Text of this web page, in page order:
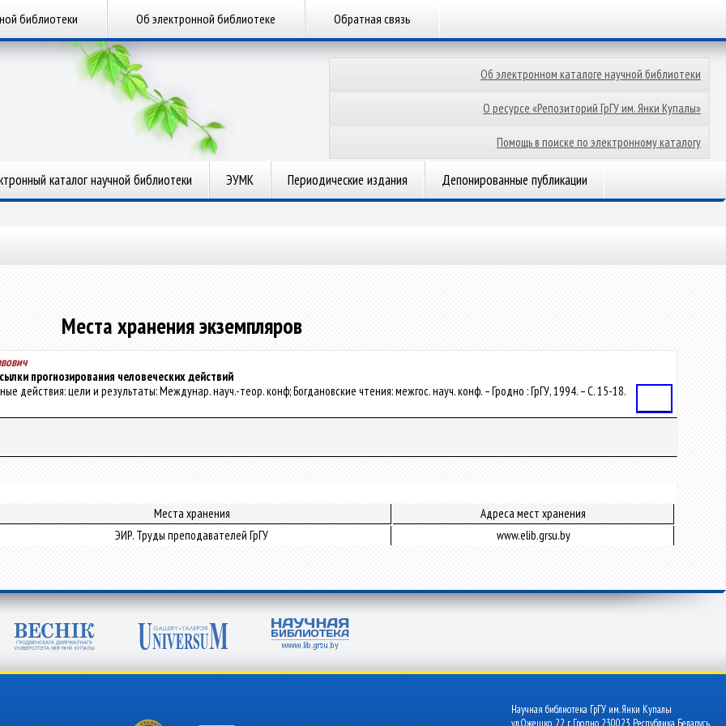
библиотеки Об электронной библиотеке Обратная связь
Об электронном каталоге научной библиотеки
О ресурсе «Репозиторий ГрГУ им. Янки Купалы»
Помощь в поиске по электронному каталогу
каталог научной библиотеки ЭУМК Периодические издания Депонированные публикации
Места хранения экземпляров
прогнозирования человеческих действий
действия: цели и результаты: Междунар. науч.-теор. конф; Богдановские чтения: межгос. науч. конф. – Гродно : ГрГУ, 1994. – С. 15-18.
Места хранения
Адреса мест хранения
ЭИР. Труды преподавателей ГрГУ
www.elib.grsu.by
Научная библиотека ГрГУ им. Янки Купалы
ул.Ожешко, 22 г. Гродно 230023 Республика Беларусь